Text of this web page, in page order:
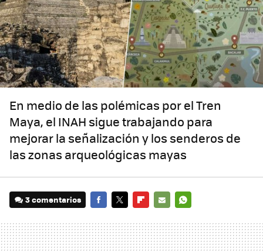
En medio de las polémicas por el Tren
Maya, el INAH sigue trabajando para
mejorar la señalización y los senderos de
las zonas arqueológicas mayas
3 comentarios
MAIL